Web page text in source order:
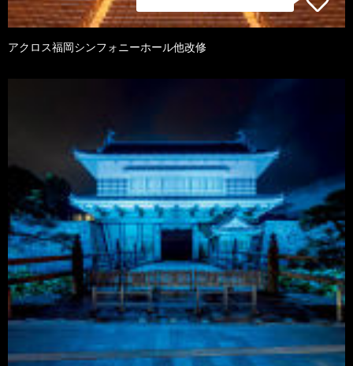
アクロス福岡シンフォニーホール他改修